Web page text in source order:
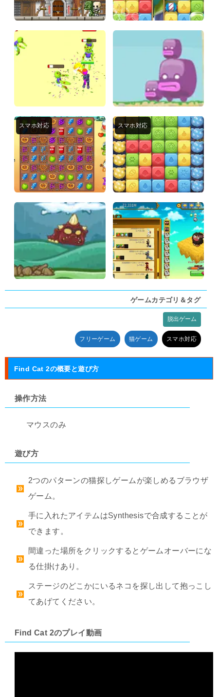
ゲームカテゴリ＆タグ
脱出ゲーム
フリーゲーム 猫ゲーム スマホ対応
Find Cat 2の概要と遊び方
操作方法
マウスのみ
遊び方
2つのパターンの猫探しゲームが楽しめるブラウザ
ゲーム。
手に入れたアイテムはSynthesisで合成することが
できます。
間違った場所をクリックするとゲームオーバーにな
る仕掛けあり。
ステージのどこかにいるネコを探し出して抱っこし
てあげてください。
Find Cat 2のプレイ動画